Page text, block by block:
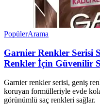
PopülerArama
Garnier Renkler Serisi
Renkler İçin Güvenilir
Garnier renkler serisi, geniş
koruyan formülleriyle evde
görünümlü saç renkleri sağlar.